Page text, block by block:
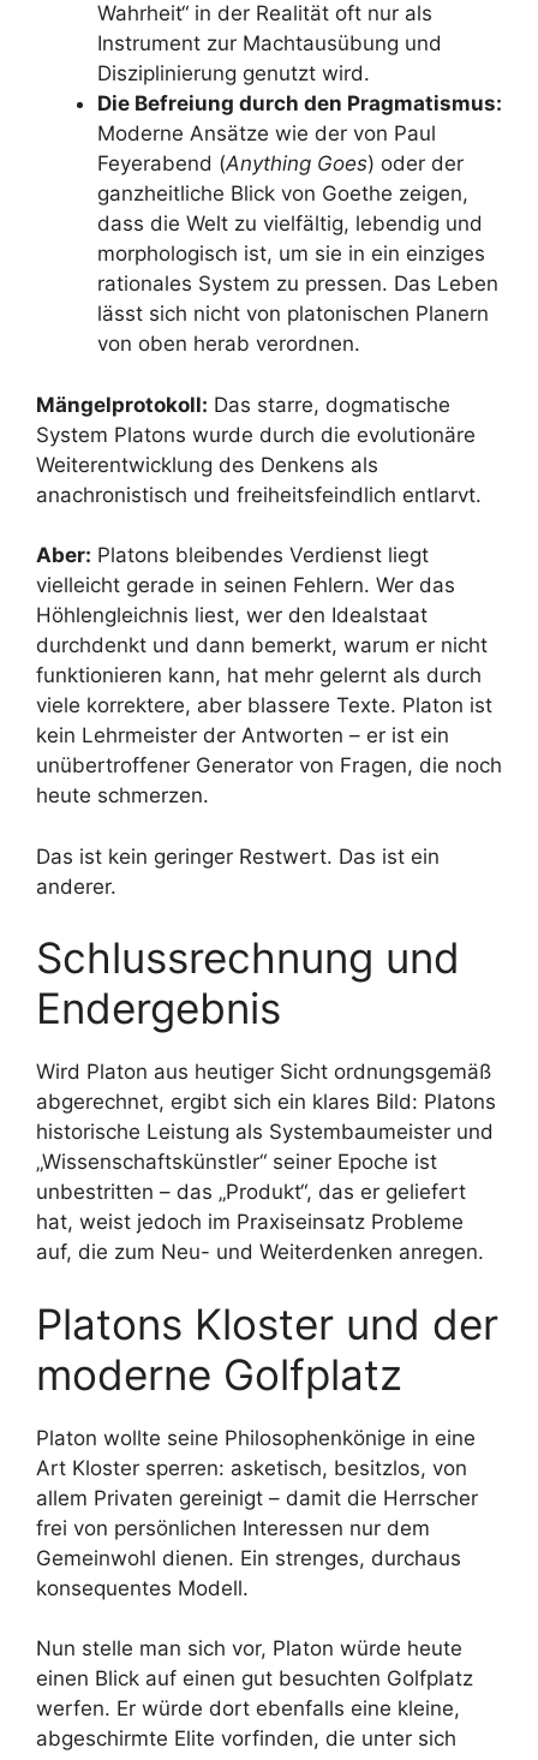
Wahrheit“ in der Realität oft nur als
Instrument zur Machtausübung und
Disziplinierung genutzt wird.
Die Befreiung durch den Pragmatismus:
Moderne Ansätze wie der von Paul
Feyerabend (Anything Goes) oder der
ganzheitliche Blick von Goethe zeigen,
dass die Welt zu vielfältig, lebendig und
morphologisch ist, um sie in ein einziges
rationales System zu pressen. Das Leben
lässt sich nicht von platonischen Planern
von oben herab verordnen.
Mängelprotokoll: Das starre, dogmatische
System Platons wurde durch die evolutionäre
Weiterentwicklung des Denkens als
anachronistisch und freiheitsfeindlich entlarvt.
Aber: Platons bleibendes Verdienst liegt
vielleicht gerade in seinen Fehlern. Wer das
Höhlengleichnis liest, wer den Idealstaat
durchdenkt und dann bemerkt, warum er nicht
funktionieren kann, hat mehr gelernt als durch
viele korrektere, aber blassere Texte. Platon ist
kein Lehrmeister der Antworten – er ist ein
unübertroffener Generator von Fragen, die noch
heute schmerzen.
Das ist kein geringer Restwert. Das ist ein
anderer.
Schlussrechnung und
Endergebnis
Wird Platon aus heutiger Sicht ordnungsgemäß
abgerechnet, ergibt sich ein klares Bild: Platons
historische Leistung als Systembaumeister und
„Wissenschaftskünstler“ seiner Epoche ist
unbestritten – das „Produkt“, das er geliefert
hat, weist jedoch im Praxiseinsatz Probleme
auf, die zum Neu- und Weiterdenken anregen.
Platons Kloster und der
moderne Golfplatz
Platon wollte seine Philosophenkönige in eine
Art Kloster sperren: asketisch, besitzlos, von
allem Privaten gereinigt – damit die Herrscher
frei von persönlichen Interessen nur dem
Gemeinwohl dienen. Ein strenges, durchaus
konsequentes Modell.
Nun stelle man sich vor, Platon würde heute
einen Blick auf einen gut besuchten Golfplatz
werfen. Er würde dort ebenfalls eine kleine,
abgeschirmte Elite vorfinden, die unter sich